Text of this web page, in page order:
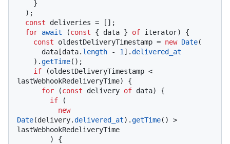
const deliveries = [];
for await (const { data } of iterator) {
const oldestDeliveryTimestamp = new Date(
      data[data.
length - 1 ].delivered_at
    ).
getTime();
if (oldestDeliveryTimestamp <
lastWebhookRedeliveryTime) {
for (const delivery of data) {
if (
new
Date(delivery.delivered_at).getTime() >
lastWebhookRedeliveryTime